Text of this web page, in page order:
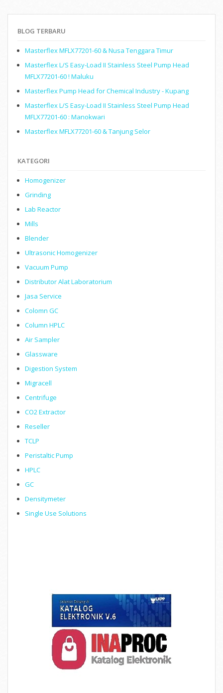
BLOG TERBARU
Masterflex MFLX77201-60 & Nusa Tenggara Timur
Masterflex L/S Easy-Load II Stainless Steel Pump Head
MFLX77201-60 ! Maluku
Masterflex Pump Head for Chemical Industry - Kupang
Masterflex L/S Easy-Load II Stainless Steel Pump Head
MFLX77201-60 : Manokwari
Masterflex MFLX77201-60 & Tanjung Selor
KATEGORI
Homogenizer
Grinding
Lab Reactor
Mills
Blender
Ultrasonic Homogenizer
Vacuum Pump
Distributor Alat Laboratorium
Jasa Service
Colomn GC
Column HPLC
Air Sampler
Glassware
Digestion System
Migracell
Centrifuge
CO2 Extractor
Reseller
TCLP
Peristaltic Pump
HPLC
GC
Densitymeter
Single Use Solutions